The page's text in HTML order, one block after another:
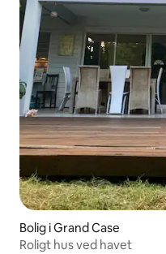
Bolig i Grand Case
Roligt hus ved havet